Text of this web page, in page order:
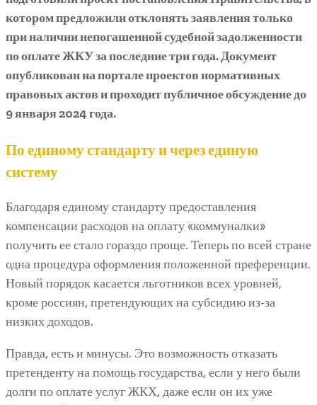
котором предложили отклонять заявления только
при наличии непогашенной судебной задолженности
по оплате ЖКУ за последние три года. Документ
опубликован на портале проектов нормативных
правовых актов и проходит публичное обсуждение до
9 января 2024 года.
По единому стандарту и через единую
систему
Благодаря единому стандарту предоставления
компенсации расходов на оплату «коммуналки»
получить ее стало гораздо проще. Теперь по всей стране
одна процедура оформления положенной преференции.
Новый порядок касается льготников всех уровней,
кроме россиян, претендующих на субсидию из-за
низких доходов.
Правда, есть и минусы. Это возможность отказать
претенденту на помощь государства, если у него были
долги по оплате услуг ЖКХ, даже если он их уже